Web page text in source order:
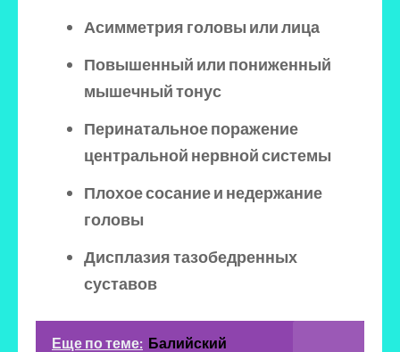
Асимметрия головы или лица
Повышенный или пониженный
мышечный тонус
Перинатальное поражение
центральной нервной системы
Плохое сосание и недержание
головы
Дисплазия тазобедренных
суставов
Еще по теме: Балийский